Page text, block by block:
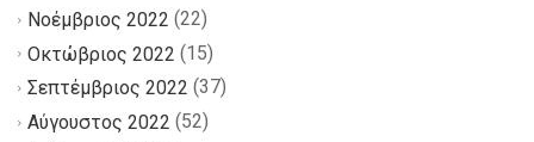
Νοέμβριος 2022 (22)
Οκτώβριος 2022 (15)
Σεπτέμβριος 2022 (37)
Αύγουστος 2022 (52)